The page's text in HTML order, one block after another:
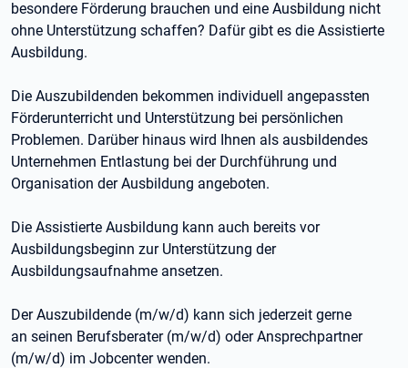
besondere Förderung brauchen und eine Ausbildung nicht
ohne Unterstützung schaffen? Dafür gibt es die Assistierte
Ausbildung.
Die Auszubildenden bekommen individuell angepassten
Förderunterricht und Unterstützung bei persönlichen
Problemen. Darüber hinaus wird Ihnen als ausbildendes
Unternehmen Entlastung bei der Durchführung und
Organisation der Ausbildung angeboten.
Die Assistierte Ausbildung kann auch bereits vor
Ausbildungsbeginn zur Unterstützung der
Ausbildungsaufnahme ansetzen.
Der Auszubildende (m/w/d) kann sich jederzeit gerne
an seinen Berufsberater (m/w/d) oder Ansprechpartner
(m/w/d) im Jobcenter wenden.